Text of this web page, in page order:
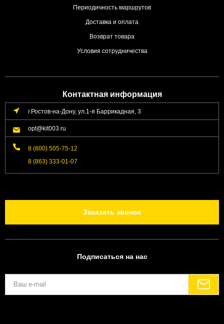
Периодичность маршрутов
Доставка и оплата
Возврат товара
Условия сотрудничества
Контактная информация
г.Ростов-на-Дону, ул.1-я Баррикадная, 3
opt@kit003.ru
8 (800) 505-75-12
8 (863) 333-01-07
Заказать звонок
Подписаться на нас